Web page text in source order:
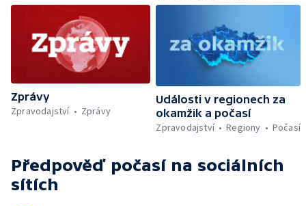
Zprávy
Zpravodajství
Zprávy
Události v regionech za
okamžik a počasí
Zpravodajství
Regiony Počasí
Předpověď počasí na sociálních
sítích